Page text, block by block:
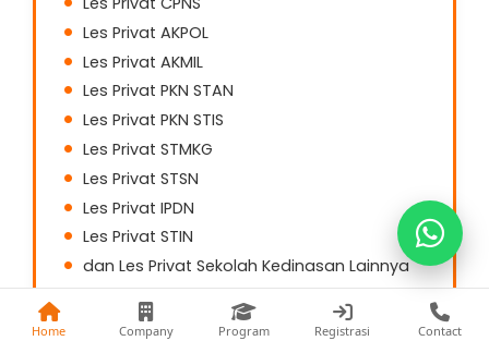
Home Company Program Registrasi Contact
Les Privat AKPOL
Les Privat AKMIL
Les Privat PKN STAN
Les Privat PKN STIS
Les Privat STMKG
Les Privat STSN
Les Privat IPDN
Les Privat STIN
dan Les Privat Sekolah Kedinasan Lainnya
Choose Your Option
0822-5868-9993